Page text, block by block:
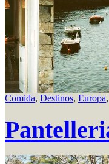
Comida, Destinos, Europa,